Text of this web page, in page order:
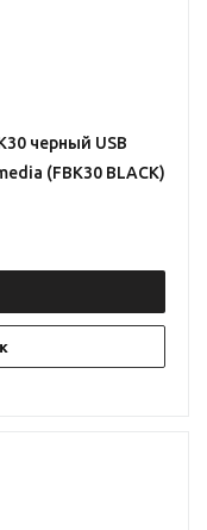
черный USB
(FBK30 BLACK)